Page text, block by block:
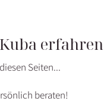
erfahren
Seiten...
beraten!